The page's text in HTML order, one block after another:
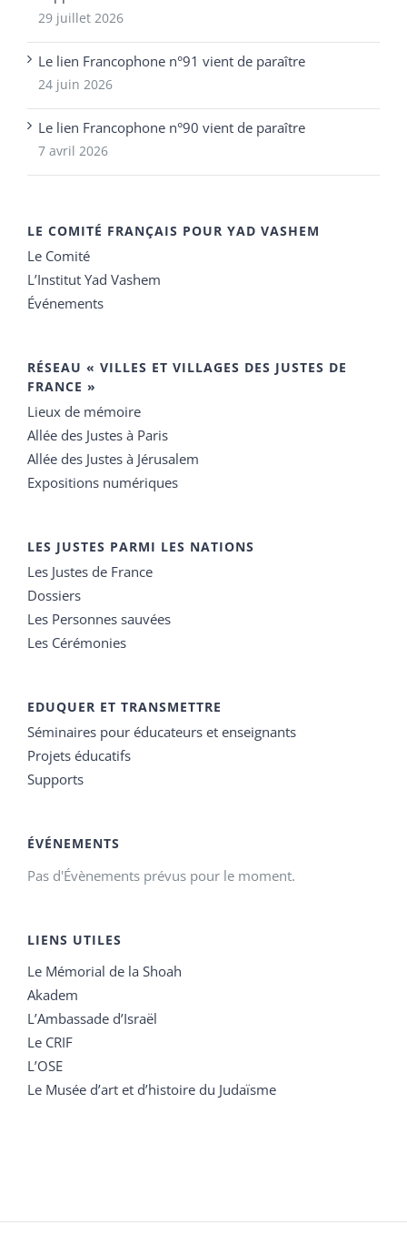
29 juillet 2026
Le lien Francophone n°91 vient de paraître
24 juin 2026
Le lien Francophone n°90 vient de paraître
7 avril 2026
LE COMITÉ FRANÇAIS POUR YAD VASHEM
Le Comité
L’Institut Yad Vashem
Événements
RÉSEAU « VILLES ET VILLAGES DES JUSTES DE
FRANCE »
Lieux de mémoire
Allée des Justes à Paris
Allée des Justes à Jérusalem
Expositions numériques
LES JUSTES PARMI LES NATIONS
Les Justes de France
Dossiers
Les Personnes sauvées
Les Cérémonies
EDUQUER ET TRANSMETTRE
Séminaires pour éducateurs et enseignants
Projets éducatifs
Supports
ÉVÉNEMENTS
Pas d'Évènements prévus pour le moment.
LIENS UTILES
Le Mémorial de la Shoah
Akadem
L’Ambassade d’Israël
Le CRIF
L’OSE
Le Musée d’art et d’histoire du Judaïsme